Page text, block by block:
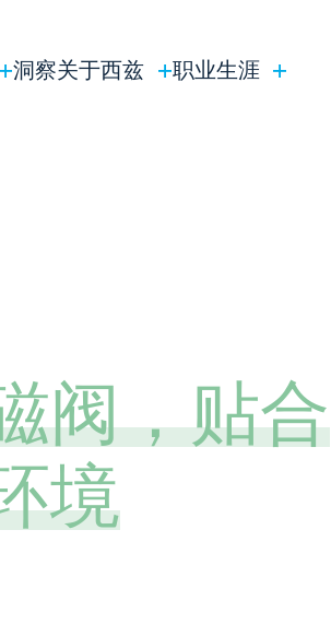
洞察关于西兹 职业生涯
阀，贴合
境